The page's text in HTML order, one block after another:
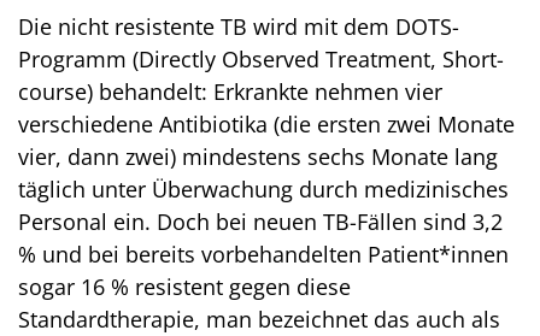
Die nicht resistente TB wird mit dem DOTS-
Programm (Directly Observed Treatment, Short-
course) behandelt: Erkrankte nehmen vier
verschiedene Antibiotika (die ersten zwei Monate
vier, dann zwei) mindestens sechs Monate lang
täglich unter Überwachung durch medizinisches
Personal ein. Doch bei neuen TB-Fällen sind 3,2
% und bei bereits vorbehandelten Patient*innen
sogar 16 % resistent gegen diese
Standardtherapie, man bezeichnet das auch als